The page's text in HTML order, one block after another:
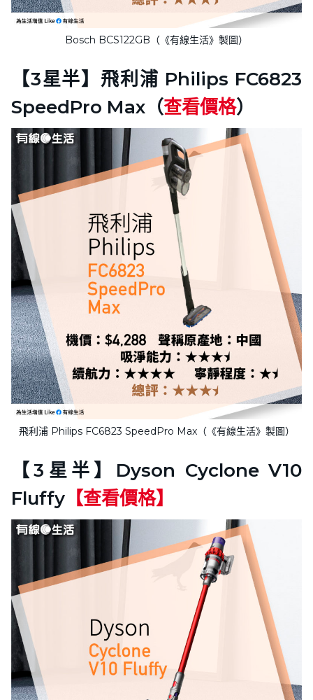
Bosch BCS122GB（《有線生活》製圖）
【3星半】飛利浦 Philips FC6823
SpeedPro Max（查看價格）
飛利浦 Philips FC6823 SpeedPro Max（《有線生活》製圖）
【3星半】Dyson Cyclone V10
Fluffy 【查看價格】